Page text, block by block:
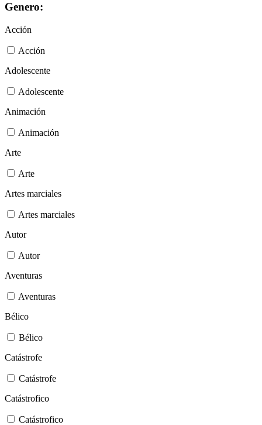
Genero:
Acción
Acción
Adolescente
Adolescente
Animación
Animación
Arte
Arte
Artes marciales
Artes marciales
Autor
Autor
Aventuras
Aventuras
Bélico
Bélico
Catástrofe
Catástrofe
Catástrofico
Catástrofico